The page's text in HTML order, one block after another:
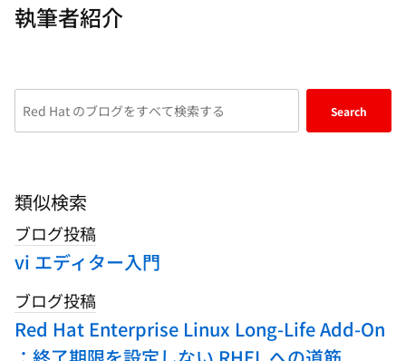
執筆者紹介
keywords
search
blogs
Search
類似検索
ブログ投稿
vi エディター入門
ブログ投稿
Red Hat Enterprise Linux Long-Life Add-On